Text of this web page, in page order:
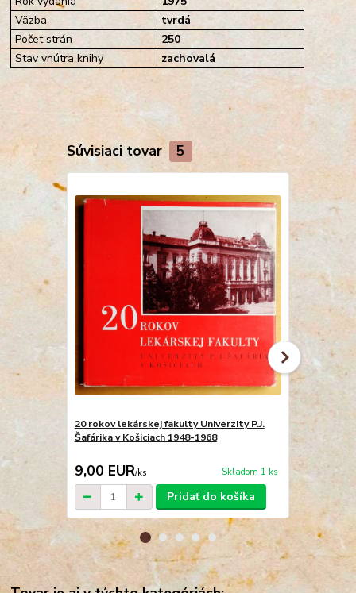
Väzba
tvrdá
Počet strán
250
Stav vnútra knihy
zachovalá
Súvisiaci tovar 5
20 rokov lekárskej fakulty Univerzity P.J.
Šafárika v Košiciach 1948-1968
9,00 EUR/ks Skladom 1 ks
Pridať do košíka
Almanach 97
2,00